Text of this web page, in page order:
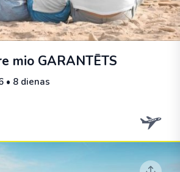
mio GARANTĒTS
• 8 dienas